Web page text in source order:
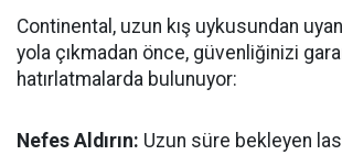
Continental, uzun kış uykusundan
yola çıkmadan önce, güvenliğinizi
hatırlatmalarda bulunuyor:
Nefes Aldırın: Uzun süre bekleyen